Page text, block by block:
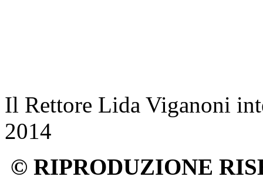
Il Rettore Lida Viganoni
2014
© RIPRODUZIONE